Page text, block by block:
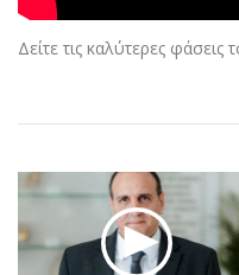
Αθλητισμός
Κύπρος
Διεθνή
Οικονομική
Οικονομία
Real Estate
Δείτε τις καλύτερες